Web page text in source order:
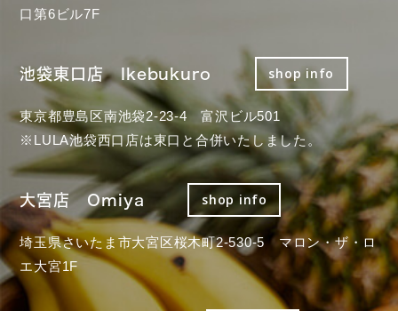
口第6ビル7F
池袋東口店 Ikebukuro shop info
東京都豊島区南池袋2-23-4 富沢ビル501
※LULA池袋西口店は東口と合併いたしました。
大宮店 Omiya shop info
埼玉県さいたま市大宮区桜木町2-530-5 マロン・ザ・ロ
エ大宮1F